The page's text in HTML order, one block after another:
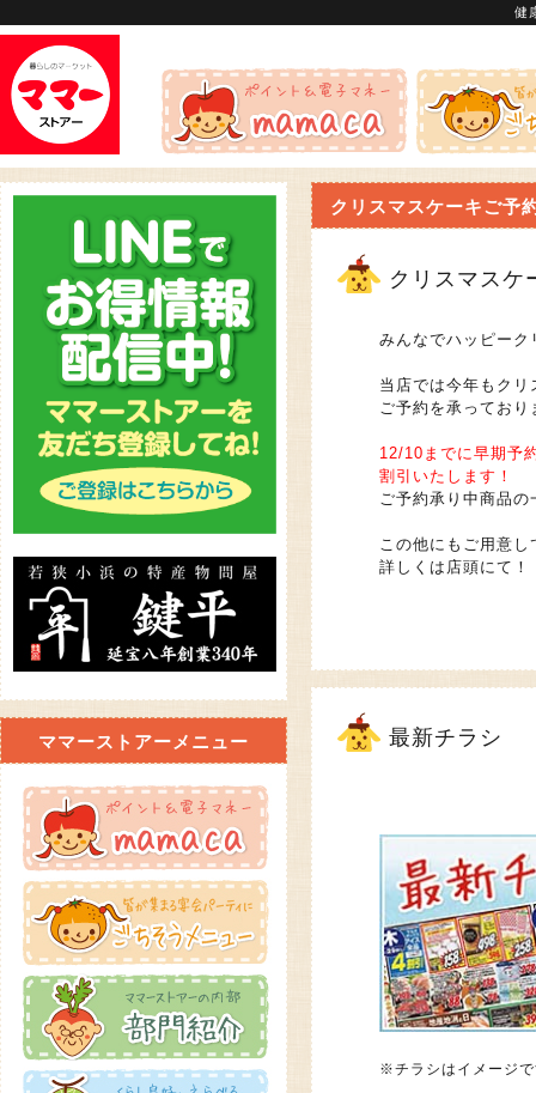
健
クリスマスケーキご予
クリスマスケ
みんなでハッピーク
当店では今年もクリ
ご予約を承っており
12/10までに早期予
割引いたします！
ご予約承り中商品の
この他にもご用意し
詳しくは店頭にて！
最新チラシ
※チラシはイメージ
ママーストアーメニュー